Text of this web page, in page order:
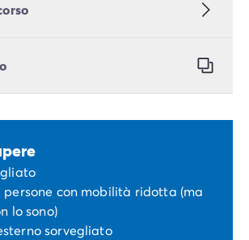
persone con mobilità ridotta (ma
lo sono)
sorvegliato